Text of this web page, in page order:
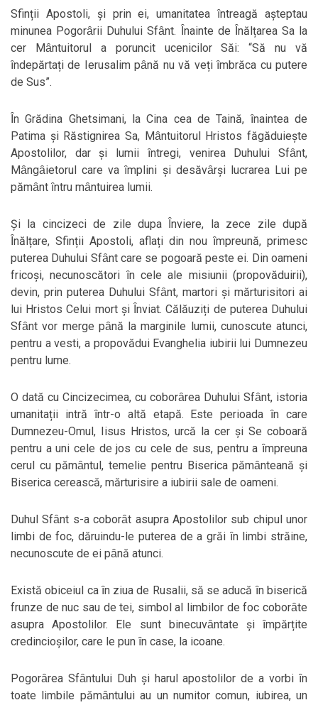
Sfinții Apostoli, și prin ei, umanitatea ȋntreagă așteptau
minunea Pogorȃrii Duhului Sfȃnt. Ȋnainte de Ȋnălțarea Sa la
cer Mȃntuitorul a poruncit ucenicilor Săi: “Să nu vă
ȋndepărtați de Ierusalim pȃnă nu vă veți ȋmbrăca cu putere
de Sus”.
Ȋn Grădina Ghetsimani, la Cina cea de Taină, ȋnaintea de
Patima și Răstignirea Sa, Mȃntuitorul Hristos făgăduiește
Apostolilor, dar și lumii ȋntregi, venirea Duhului Sfȃnt,
Mȃngȃietorul care va ȋmplini și desăvȃrși lucrarea Lui pe
pămȃnt ȋntru mȃntuirea lumii.
Și la cincizeci de zile dupa Ȋnviere, la zece zile după
Ȋnălțare, Sfinții Apostoli, aflați din nou ȋmpreună, primesc
puterea Duhului Sfȃnt care se pogoară peste ei. Din oameni
fricoși, necunoscători ȋn cele ale misiunii (propovăduirii),
devin, prin puterea Duhului Sfȃnt, martori și mărturisitori ai
lui Hristos Celui mort și Ȋnviat. Călăuziți de puterea Duhului
Sfȃnt vor merge pȃnă la marginile lumii, cunoscute atunci,
pentru a vesti, a propovădui Evanghelia iubirii lui Dumnezeu
pentru lume.
O dată cu Cincizecimea, cu coborȃrea Duhului Sfȃnt, istoria
umanitații intră ȋntr-o altă etapă. Este perioada ȋn care
Dumnezeu-Omul, Iisus Hristos, urcă la cer și Se coboară
pentru a uni cele de jos cu cele de sus, pentru a ȋmpreuna
cerul cu pămȃntul, temelie pentru Biserica pămȃnteană și
Biserica cerească, mărturisire a iubirii sale de oameni.
Duhul Sfȃnt s-a coborȃt asupra Apostolilor sub chipul unor
limbi de foc, dăruindu-le puterea de a grăi ȋn limbi străine,
necunoscute de ei pȃnă atunci.
Există obiceiul ca ȋn ziua de Rusalii, să se aducă ȋn biserică
frunze de nuc sau de tei, simbol al limbilor de foc coborȃte
asupra Apostolilor. Ele sunt binecuvȃntate și ȋmpărțite
credincioșilor, care le pun ȋn case, la icoane.
Pogorȃrea Sfȃntului Duh și harul apostolilor de a vorbi ȋn
toate limbile pămȃntului au un numitor comun, iubirea, un